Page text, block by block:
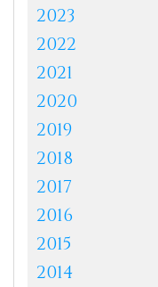
2023
2022
2021
2020
2019
2018
2017
2016
2015
2014